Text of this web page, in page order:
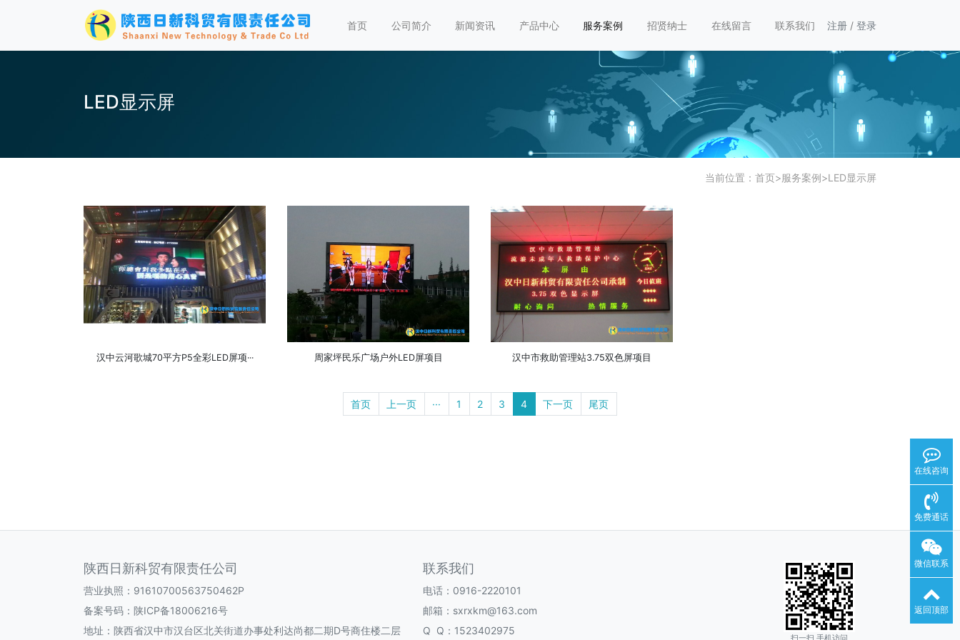
首页 公司简介 新闻资讯 产品中心 服务案例 招贤纳士 在线留言 联系我们 注册 / 登录
LED显示屏
当前位置： 首页>服务案例>LED显示屏
汉中云河歌城70平方P5全彩LED屏项··· 周家坪民乐广场户外LED屏项目 汉中市救助管理站3.75双色屏项目
首页 上一页 ··· 1 2 3 4 下一页 尾页
陕西日新科贸有限责任公司
营业执照：91610700563750462P
备案号码： 陕ICP备18006216号
地址：陕西省汉中市汉台区北关街道办事处利达尚都二期D号商住楼二层
联系我们
电话：0916-2220101
邮箱：sxrxkm@163.com
Q Q：1523402975
扫一扫 手机访问
在线咨询
免费通话
微信联系
返回顶部